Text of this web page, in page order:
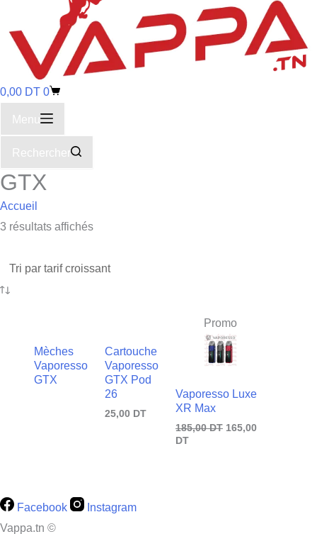
0,00 DT 0
Menu
Rechercher
GTX
Accueil
3 résultats affichés
Mèches
Vaporesso
GTX
Cartouche
Vaporesso
GTX Pod
26
25,00 DT
Promo
Vaporesso Luxe
XR Max
185,00DT
prix
était :
185,00
165,00
DT
prix
actuel
est :
165,00
Facebook
Instagram
Vappa.tn ©